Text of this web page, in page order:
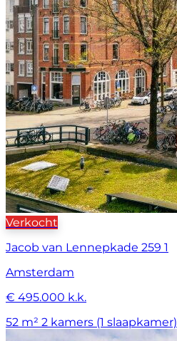
Verkocht
Jacob van Lennepkade 259 1
Amsterdam
€ 495.000 k.k.
52 m² 2 kamers (1 slaapkamer)